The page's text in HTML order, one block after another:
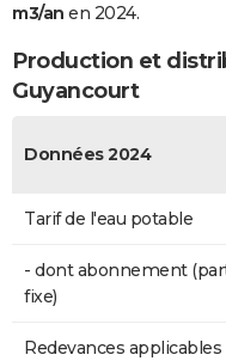
m3/an en 2024.
Production et
Guyancourt
Données 2024
Tarif de l'eau potable
- dont abonnement
fixe)
Redevances applicables